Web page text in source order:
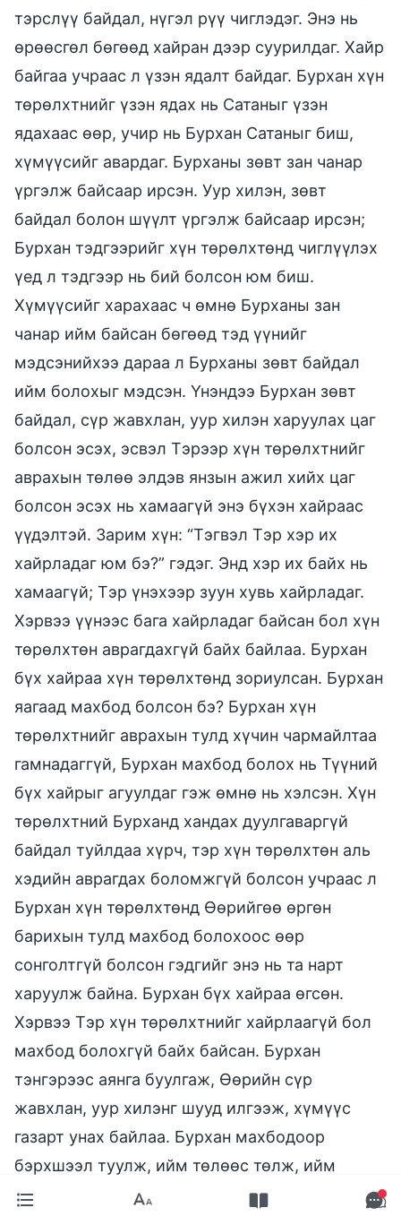
тэрслүү байдал, нүгэл рүү чиглэдэг. Энэ нь
өрөөсгөл бөгөөд хайран дээр суурилдаг. Хайр
байгаа учраас л үзэн ядалт байдаг. Бурхан хүн
төрөлхтнийг үзэн ядах нь Сатаныг үзэн
ядахаас өөр, учир нь Бурхан Сатаныг биш,
хүмүүсийг авардаг. Бурханы зөвт зан чанар
үргэлж байсаар ирсэн. Уур хилэн, зөвт
байдал болон шүүлт үргэлж байсаар ирсэн;
Бурхан тэдгээрийг хүн төрөлхтөнд чиглүүлэх
үед л тэдгээр нь бий болсон юм биш.
Хүмүүсийг харахаас ч өмнө Бурханы зан
чанар ийм байсан бөгөөд тэд үүнийг
мэдсэнийхээ дараа л Бурханы зөвт байдал
ийм болохыг мэдсэн. Үнэндээ Бурхан зөвт
байдал, сүр жавхлан, уур хилэн харуулах цаг
болсон эсэх, эсвэл Тэрээр хүн төрөлхтнийг
аврахын төлөө элдэв янзын ажил хийх цаг
болсон эсэх нь хамаагүй энэ бүхэн хайраас
үүдэлтэй. Зарим хүн: “Тэгвэл Тэр хэр их
хайрладаг юм бэ?” гэдэг. Энд хэр их байх нь
хамаагүй; Тэр үнэхээр зуун хувь хайрладаг.
Хэрвээ үүнээс бага хайрладаг байсан бол хүн
төрөлхтөн аврагдахгүй байх байлаа. Бурхан
бүх хайраа хүн төрөлхтөнд зориулсан. Бурхан
яагаад махбод болсон бэ? Бурхан хүн
төрөлхтнийг аврахын тулд хүчин чармайлтаа
гамнадаггүй, Бурхан махбод болох нь Түүний
бүх хайрыг агуулдаг гэж өмнө нь хэлсэн. Хүн
төрөлхтний Бурханд хандах дуулгаваргүй
байдал туйлдаа хүрч, тэр хүн төрөлхтөн аль
хэдийн аврагдах боломжгүй болсон учраас л
Бурхан хүн төрөлхтөнд Өөрийгөө өргөн
барихын тулд махбод болохоос өөр
сонголтгүй болсон гэдгийг энэ нь та нарт
харуулж байна. Бурхан бүх хайраа өгсөн.
Хэрвээ Тэр хүн төрөлхтнийг хайрлаагүй бол
махбод болохгүй байх байсан. Бурхан
тэнгэрээс аянга буулгаж, Өөрийн сүр
жавхлан, уур хилэнг шууд илгээж, хүмүүс
газарт унах байлаа. Бурхан махбодоор
бэрхшээл туулж, ийм төлөөс төлж, ийм
доромжлол амсах шаардлагагүй байв. Энэ